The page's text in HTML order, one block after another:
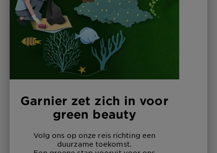
Garnier zet zich in voor
green beauty
Volg ons op onze reis richting een
duurzame toekomst.